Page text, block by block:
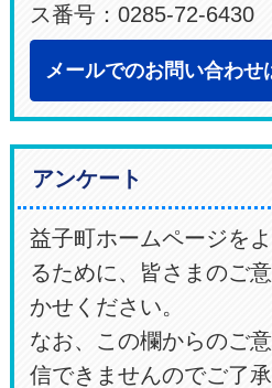
ス番号：0285-72-6430
メールでのお問い合わせ
アンケート
益子町ホームページを
るために、皆さまのご
かせください。
なお、この欄からのご
信できませんのでご了承